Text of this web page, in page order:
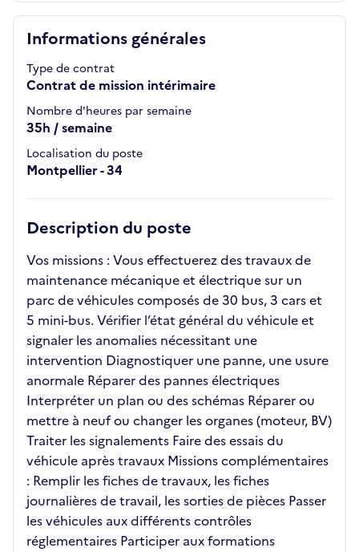
Informations générales
Type de contrat
Contrat de mission intérimaire
Nombre d'heures par semaine
35h / semaine
Localisation du poste
Montpellier - 34
Description du poste
Vos missions : Vous effectuerez des travaux de
maintenance mécanique et électrique sur un
parc de véhicules composés de 30 bus, 3 cars et
5 mini-bus. Vérifier l’état général du véhicule et
signaler les anomalies nécessitant une
intervention Diagnostiquer une panne, une usure
anormale Réparer des pannes électriques
Interpréter un plan ou des schémas Réparer ou
mettre à neuf ou changer les organes (moteur, BV)
Traiter les signalements Faire des essais du
véhicule après travaux Missions complémentaires
: Remplir les fiches de travaux, les fiches
journalières de travail, les sorties de pièces Passer
les véhicules aux différents contrôles
réglementaires Participer aux formations